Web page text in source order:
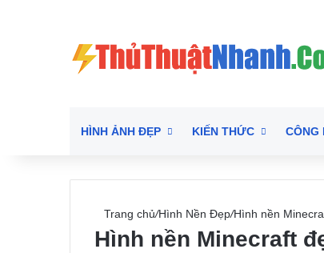
HÌNH ẢNH ĐẸP KIẾN THỨC CÔNG
Trang chủ/Hình Nền Đẹp/Hình nền
Hình nền Minecraft